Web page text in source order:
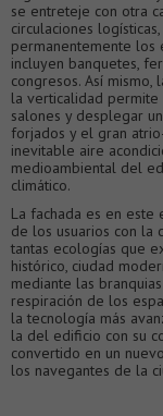
se entreteje con otra
circulaciones
permanentemente los
incluyen banquetes,
congresos. Así
la verticalidad
salones y desplegar
forjados y el gran
inevitable aire
medioambiental del
climático.
La fachada es en
de los usuarios con la
tantas ecologías que
histórico, ciudad
mediante las
respiración de los
la tecnología más
la del edificio con su
convertido en un
los navegantes de la